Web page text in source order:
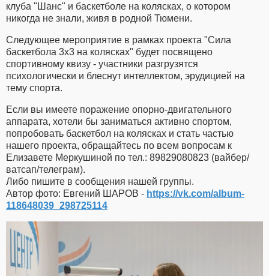
клуба "Шанс" и баскетболе на колясках, о котором
никогда не знали, живя в родной Тюмени.
Следующее мероприятие в рамках проекта "Сила
баскетбола 3x3 на колясках" будет посвящено
спортивному квизу - участники разгрузятся
психологически и блеснут интеллектом, эрудицией на
тему спорта.
Если вы имеете поражение опорно-двигательного
аппарата, хотели бы заниматься активно спортом,
попробовать баскетбол на колясках и стать частью
нашего проекта, обращайтесь по всем вопросам к
Елизавете Меркушиной по тел.: 89829080823 (вайбер/
ватсап/телеграм).
Либо пишите в сообщения нашей группы.
Автор фото: Евгений ШАРОВ - https://vk.com/album-
118648039_298725114